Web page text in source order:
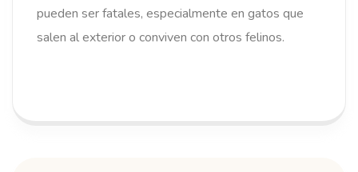
pueden ser fatales, especialmente en gatos que
salen al exterior o conviven con otros felinos.